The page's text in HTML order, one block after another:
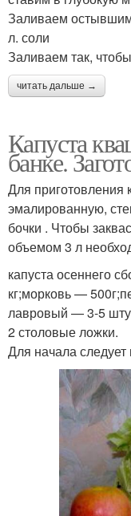
Заливаем
л. соли
Заливаем так,
читать дальше →
Капуста
банке.
Для приготовления
эмалированную,
бочки . Чтобы
объемом 3 л
капуста осеннего
кг;морковь —
лавровый — 3-5
2 столовые ложки.
Для начала следует